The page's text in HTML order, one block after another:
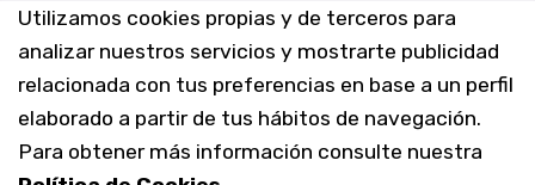
Utilizamos cookies propias y de terceros para
analizar nuestros servicios y mostrarte publicidad
relacionada con tus preferencias en base a un perfil
elaborado a partir de tus hábitos de navegación.
Para obtener más información consulte nuestra